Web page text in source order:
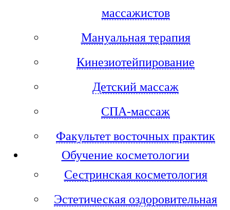
массажистов
Мануальная терапия
Кинезиотейпирование
Детский массаж
СПА-массаж
Факультет восточных практик
Обучение косметологии
Сестринская косметология
Эстетическая оздоровительная